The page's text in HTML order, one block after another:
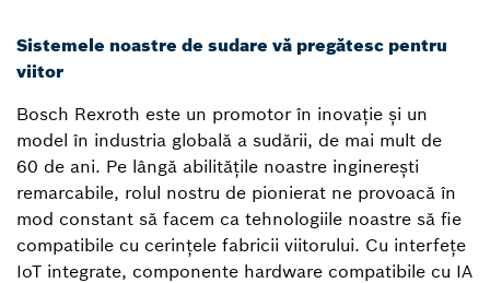
Sistemele noastre de sudare vă pregătesc pentru
viitor
Bosch Rexroth este un promotor în inovație și un
model în industria globală a sudării, de mai mult de
60 de ani. Pe lângă abilitățile noastre inginerești
remarcabile, rolul nostru de pionierat ne provoacă în
mod constant să facem ca tehnologiile noastre să fie
compatibile cu cerințele fabricii viitorului. Cu interfețe
IoT integrate, componente hardware compatibile cu IA